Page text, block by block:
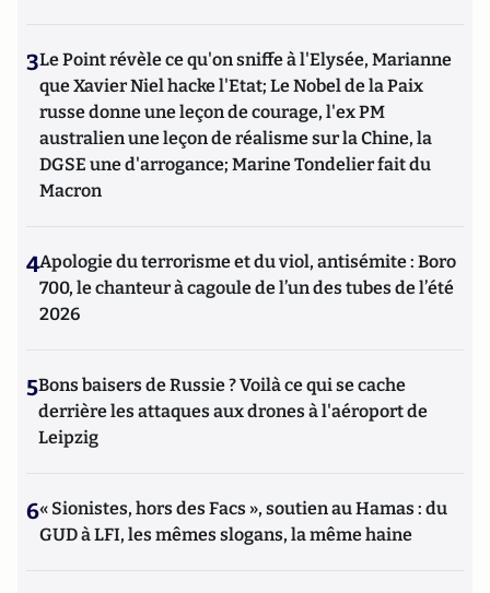
3Le Point révèle ce qu'on sniffe à l'Elysée, Marianne
que Xavier Niel hacke l'Etat; Le Nobel de la Paix
russe donne une leçon de courage, l'ex PM
australien une leçon de réalisme sur la Chine, la
DGSE une d'arrogance; Marine Tondelier fait du
Macron
4Apologie du terrorisme et du viol, antisémite : Boro
700, le chanteur à cagoule de l’un des tubes de l’été
2026
5Bons baisers de Russie ? Voilà ce qui se cache
derrière les attaques aux drones à l'aéroport de
Leipzig
6« Sionistes, hors des Facs », soutien au Hamas : du
GUD à LFI, les mêmes slogans, la même haine